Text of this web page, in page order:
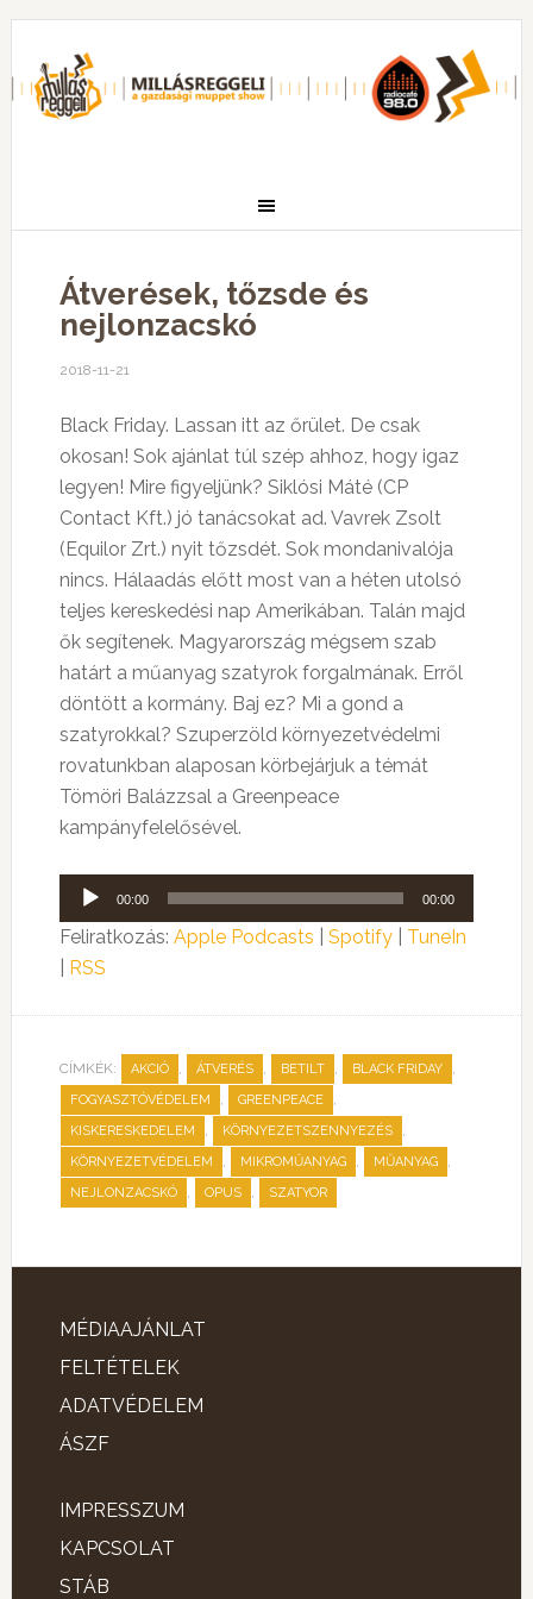
Átverések, tőzsde és
nejlonzacskó
2018-11-21
Black Friday. Lassan itt az őrület. De csak
okosan! Sok ajánlat túl szép ahhoz, hogy igaz
legyen! Mire figyeljünk? Siklósi Máté (CP
Contact Kft.) jó tanácsokat ad. Vavrek Zsolt
(Equilor Zrt.) nyit tőzsdét. Sok mondanivalója
nincs. Hálaadás előtt most van a héten utolsó
teljes kereskedési nap Amerikában. Talán majd
ők segítenek. Magyarország mégsem szab
határt a műanyag szatyrok forgalmának. Erről
döntött a kormány. Baj ez? Mi a gond a
szatyrokkal? Szuperzöld környezetvédelmi
rovatunkban alaposan körbejárjuk a témát
Tömöri Balázzsal a Greenpeace
kampányfelelősével.
Audió
lejátszó
00:00 00:00
Feliratkozás: Apple Podcasts Spotify| TuneIn
RSS
CÍMKÉK: AKCIÓ , ÁTVERÉS , BETILT , BLACK FRIDAY ,
FOGYASZTÓVÉDELEM , GREENPEACE ,
KISKERESKEDELEM , KÖRNYEZETSZENNYEZÉS ,
KÖRNYEZETVÉDELEM , MIKROMŰANYAG , MŰANYAG ,
NEJLONZACSKÓ , OPUS , SZATYOR
MÉDIAAJÁNLAT
FELTÉTELEK
ADATVÉDELEM
ÁSZF
IMPRESSZUM
KAPCSOLAT
STÁB